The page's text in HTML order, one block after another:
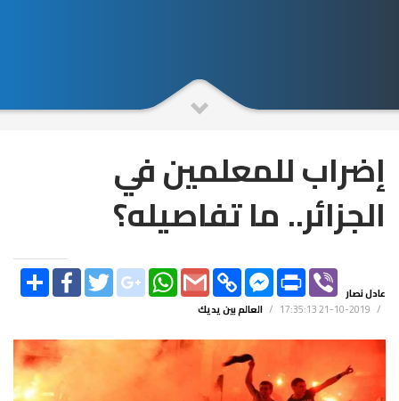
إضراب للمعلمين في
الجزائر.. ما تفاصيله؟
SHARE FACEBOOKTWITTERGOOGLE_PLUS
WHATSAPP
GMAIL
COPY
LINK
FACEBOOK
MESSENGER
PRINT
عادل نصار
/
2019-10-21 17:35:13
/ العالم بين يديك